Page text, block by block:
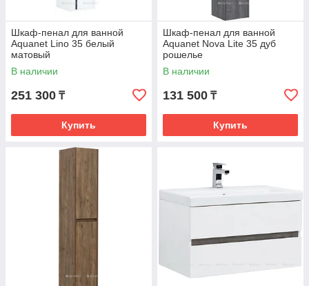
Шкаф-пенал для ванной
Aquanet Lino 35 белый
матовый
В наличии
251 300 ₸
Купить
Шкаф-пенал для ванной
Aquanet Nova Lite 35 дуб
рошелье
В наличии
131 500 ₸
Купить